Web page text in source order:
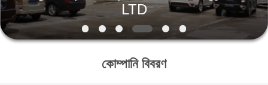
সম্বন্ধে
কারখানা
LTD
কোম্পানি বিবরণ